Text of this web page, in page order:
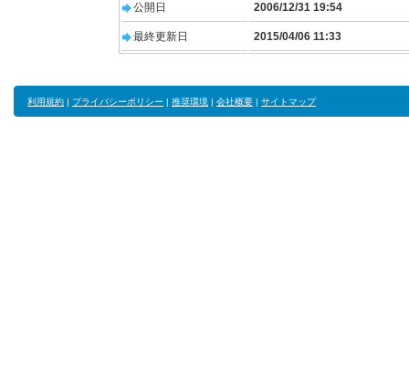
公開日 2006/12/31 19:54
最終更新日 2015/04/06 11:33
利用規約 | プライバシーポリシー | 推奨環境 | 会社概要 | サイトマップ